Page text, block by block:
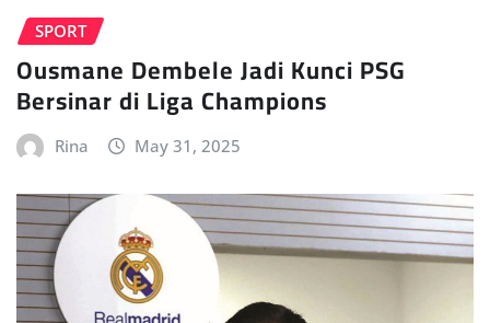
SPORT
Ousmane Dembele Jadi Kunci PSG
Bersinar di Liga Champions
Rina May 31, 2025